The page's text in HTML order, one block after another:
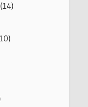
(14)